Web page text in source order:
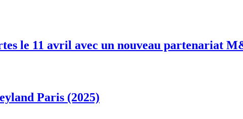
le 11 avril avec un nouveau partenariat
Paris (2025)